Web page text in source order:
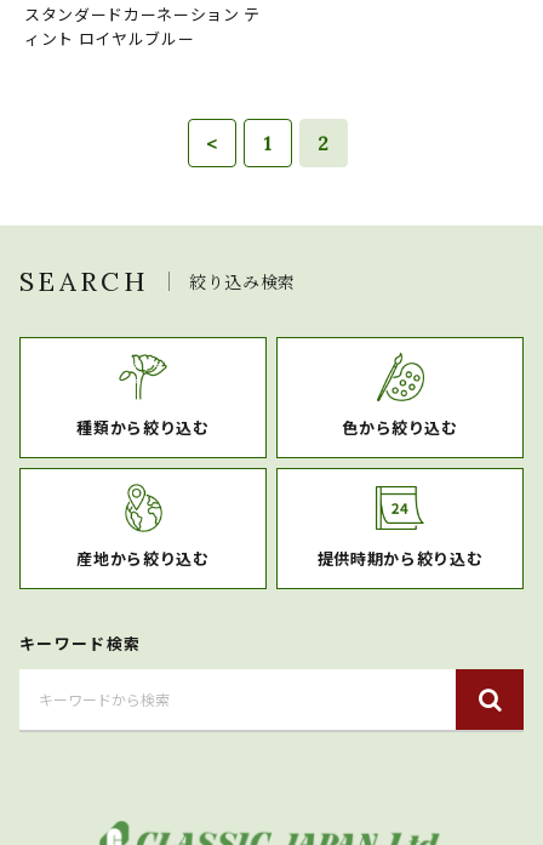
スタンダードカーネーション テ
ィント ロイヤルブルー
< 1 2
SEARCH 絞り込み検索
種類から絞り込む 色から絞り込む
産地から絞り込む 提供時期から絞り込む
キーワード検索